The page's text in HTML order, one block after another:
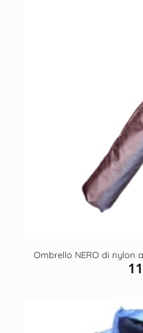
Ombrello NERO di nylon